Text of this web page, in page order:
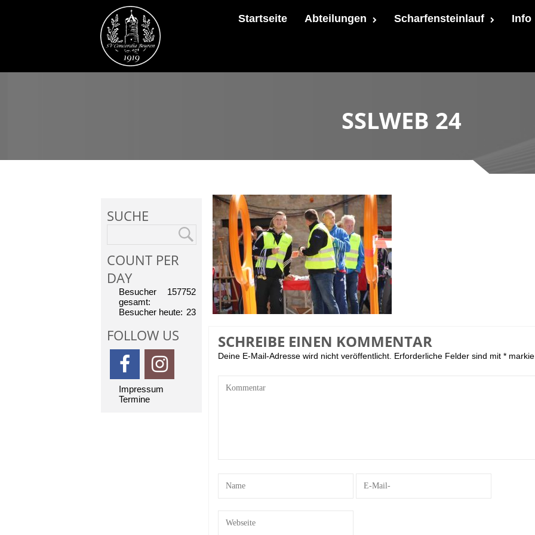
Startseite Abteilungen Scharfensteinlauf Info
SSLWEB 24
SUCHE
COUNT PER
DAY
157752
Besucher
gesamt:
23
Besucher heute:
FOLLOW US
Impressum
Termine
SCHREIBE EINEN KOMMENTAR
Deine E-Mail-Adresse wird nicht veröffentlicht. Erforderliche Felder sind mit *